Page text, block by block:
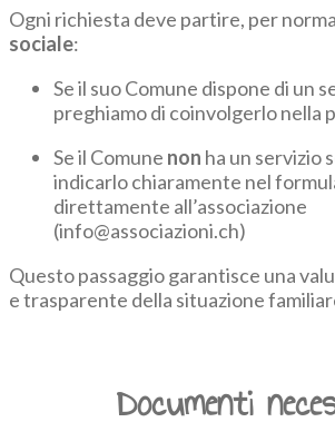
Ogni richiesta deve partire, per
sociale:
Se il suo Comune dispone di un
preghiamo di coinvolgerlo nella
Se il Comune non ha un servizio
indicarlo chiaramente nel
direttamente all’associazione
(info@associazioni.ch)
Questo passaggio garantisce una
e trasparente della situazione
Documenti